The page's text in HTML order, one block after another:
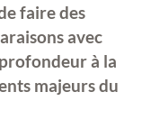
faire des
avec
à la
majeurs du